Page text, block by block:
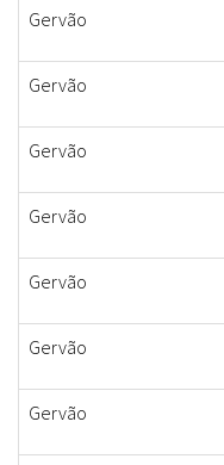
Gervão
Gervão
Gervão
Gervão
Gervão
Gervão
Gervão